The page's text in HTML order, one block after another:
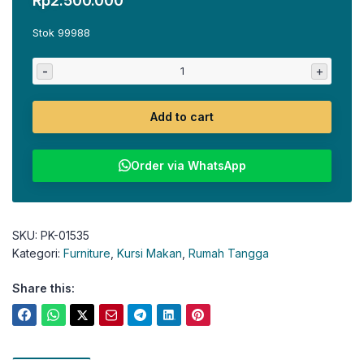
Stok 99988
- +
Add to cart
Order via WhatsApp
SKU: PK-01535
Kategori: Furniture Kursi Makan Rumah Tangga
Share this: